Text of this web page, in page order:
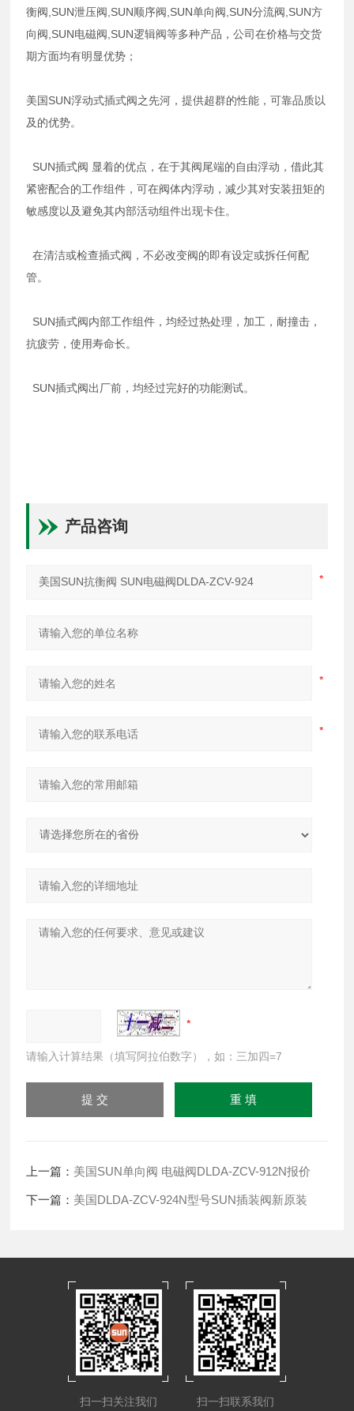
衡阀,SUN泄压阀,SUN顺序阀,SUN单向阀,SUN分流阀,SUN方
向阀,SUN电磁阀,SUN逻辑阀等多种产品，公司在价格与交货
期方面均有明显优势；
美国SUN浮动式插式阀之先河，提供超群的性能，可靠品质以
及的优势。
SUN插式阀 显着的优点，在于其阀尾端的自由浮动，借此其
紧密配合的工作组件，可在阀体内浮动，减少其对安装扭矩的
敏感度以及避免其内部活动组件出现卡住。
在清洁或检查插式阀，不必改变阀的即有设定或拆任何配
管。
SUN插式阀内部工作组件，均经过热处理，加工，耐撞击，
抗疲劳，使用寿命长。
SUN插式阀出厂前，均经过完好的功能测试。
产品咨询
请输入计算结果（填写阿拉伯数字），如：三加四=7
上一篇： 美国SUN单向阀 电磁阀DLDA-ZCV-912N报价
下一篇： 美国DLDA-ZCV-924N型号SUN插装阀新原装
扫一扫关注我们 扫一扫联系我们